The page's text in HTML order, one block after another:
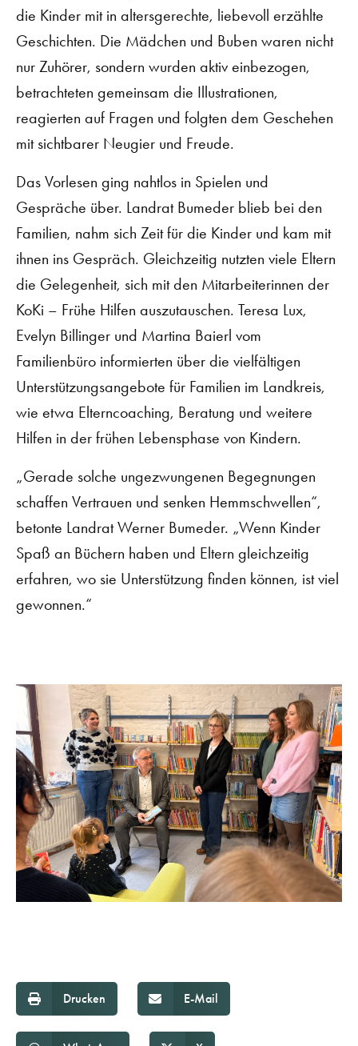
die Kinder mit in altersgerechte, liebevoll erzählte
Geschichten. Die Mädchen und Buben waren nicht
nur Zuhörer, sondern wurden aktiv einbezogen,
betrachteten gemeinsam die Illustrationen,
reagierten auf Fragen und folgten dem Geschehen
mit sichtbarer Neugier und Freude.
Das Vorlesen ging nahtlos in Spielen und
Gespräche über. Landrat Bumeder blieb bei den
Familien, nahm sich Zeit für die Kinder und kam mit
ihnen ins Gespräch. Gleichzeitig nutzten viele Eltern
die Gelegenheit, sich mit den Mitarbeiterinnen der
KoKi – Frühe Hilfen auszutauschen. Teresa Lux,
Evelyn Billinger und Martina Baierl vom
Familienbüro informierten über die vielfältigen
Unterstützungsangebote für Familien im Landkreis,
wie etwa Elterncoaching, Beratung und weitere
Hilfen in der frühen Lebensphase von Kindern.
„Gerade solche ungezwungenen Begegnungen
schaffen Vertrauen und senken Hemmschwellen“,
betonte Landrat Werner Bumeder. „Wenn Kinder
Spaß an Büchern haben und Eltern gleichzeitig
erfahren, wo sie Unterstützung finden können, ist viel
gewonnen.“
Drucken E-Mail